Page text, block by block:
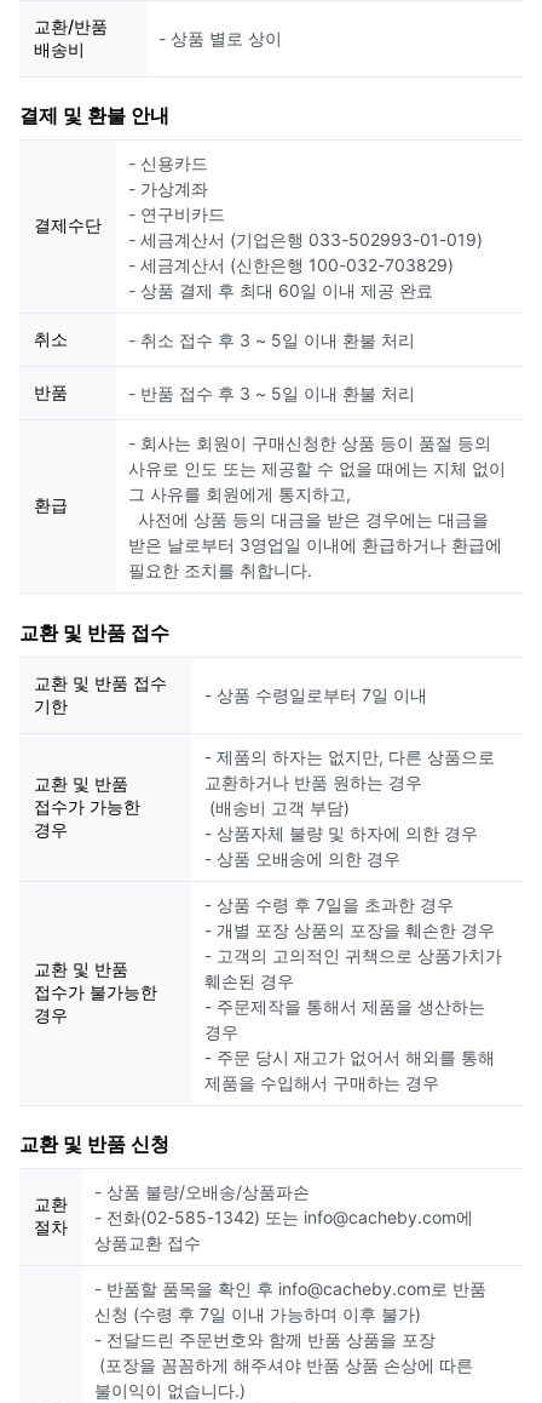
교환/반품
배송비
- 상품 별로 상이
결제 및 환불 안내
결제수단
- 신용카드
- 가상계좌
- 연구비카드
- 세금계산서 (기업은행 033-502993-01-019)
- 세금계산서 (신한은행 100-032-703829)
- 상품 결제 후 최대 60일 이내 제공 완료
취소 - 취소 접수 후 3 ~ 5일 이내 환불 처리
반품 - 반품 접수 후 3 ~ 5일 이내 환불 처리
환급
- 회사는 회원이 구매신청한 상품 등이 품절 등의
사유로 인도 또는 제공할 수 없을 때에는 지체 없이
그 사유를 회원에게 통지하고,
사전에 상품 등의 대금을 받은 경우에는 대금을
받은 날로부터 3영업일 이내에 환급하거나 환급에
필요한 조치를 취합니다.
교환 및 반품 접수
교환 및 반품 접수
기한
- 상품 수령일로부터 7일 이내
교환 및 반품
접수가 가능한
경우
- 제품의 하자는 없지만, 다른 상품으로
교환하거나 반품 원하는 경우
(배송비 고객 부담)
- 상품자체 불량 및 하자에 의한 경우
- 상품 오배송에 의한 경우
교환 및 반품
접수가 불가능한
경우
- 상품 수령 후 7일을 초과한 경우
- 개별 포장 상품의 포장을 훼손한 경우
- 고객의 고의적인 귀책으로 상품가치가
훼손된 경우
- 주문제작을 통해서 제품을 생산하는
경우
- 주문 당시 재고가 없어서 해외를 통해
제품을 수입해서 구매하는 경우
교환 및 반품 신청
교환
절차
- 상품 불량/오배송/상품파손
- 전화(02-585-1342) 또는 info@cacheby.com에
상품교환 접수
- 반품할 품목을 확인 후 info@cacheby.com로 반품
신청 (수령 후 7일 이내 가능하며 이후 불가)
- 전달드린 주문번호와 함께 반품 상품을 포장
(포장을 꼼꼼하게 해주셔야 반품 상품 손상에 따른
불이익이 없습니다.)